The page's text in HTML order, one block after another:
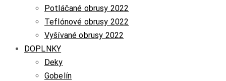
Potláčané obrusy 2022
Teflónové obrusy 2022
Vyšívané obrusy 2022
DOPLNKY
Deky
Gobelín